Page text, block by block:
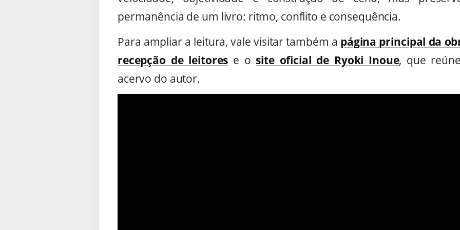
permanência de um livro: ritmo, conflito e consequência.
Para ampliar a leitura, vale visitar também a página principal da
recepção de leitores e o site oficial de Ryoki Inoue, que
acervo do autor.